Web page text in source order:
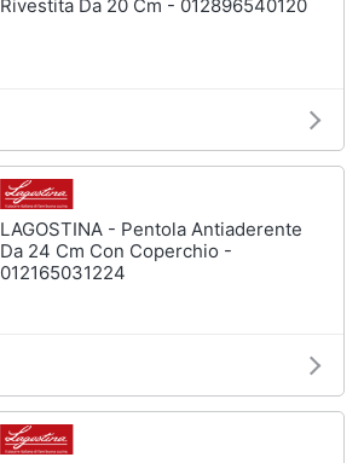
Rivestita Da 20 Cm - 012896540120
LAGOSTINA - Pentola Antiaderente
Da 24 Cm Con Coperchio -
012165031224